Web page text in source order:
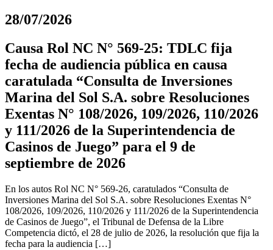
28/07/2026
Causa Rol NC N° 569-25: TDLC fija
fecha de audiencia pública en causa
caratulada “Consulta de Inversiones
Marina del Sol S.A. sobre Resoluciones
Exentas N° 108/2026, 109/2026, 110/2026
y 111/2026 de la Superintendencia de
Casinos de Juego” para el 9 de
septiembre de 2026
En los autos Rol NC N° 569-26, caratulados “Consulta de
Inversiones Marina del Sol S.A. sobre Resoluciones Exentas N°
108/2026, 109/2026, 110/2026 y 111/2026 de la Superintendencia
de Casinos de Juego”, el Tribunal de Defensa de la Libre
Competencia dictó, el 28 de julio de 2026, la resolución que fija la
fecha para la audiencia […]